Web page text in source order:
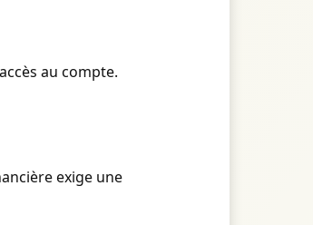
au compte.
exige une